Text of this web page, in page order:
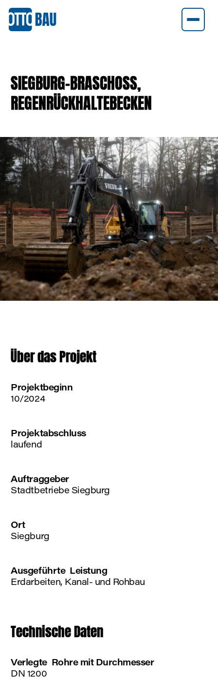
SIEGBURG-BRASCHOSS, R
EGENRÜCKHALTEBECKEN
Projektbeginn
10/2024
Projektabschluss
laufend
Auftraggeber
Stadtbetriebe Siegburg
Ort
Siegburg
Ausgeführte Leistung
Erdarbeiten, Kanal- und Rohbau
Über das Projekt
Technische Daten
Verlegte Rohre mit Durchmesser
DN 1200